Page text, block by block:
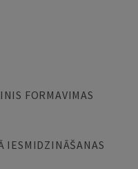
FORMAVIMAS
IESMIDZINĀŠANAS